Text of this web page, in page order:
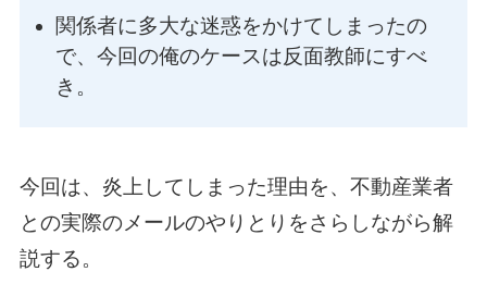
関係者に多大な迷惑をかけてしまったの
で、今回の俺のケースは反面教師にすべ
き。
今回は、炎上してしまった理由を、不動産業者
との実際のメールのやりとりをさらしながら解
説する。